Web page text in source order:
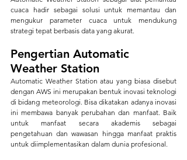
cuaca hadir sebagai solusi untuk memantau dan
mengukur parameter cuaca untuk mendukung
strategi tepat berbasis data yang akurat.
Pengertian Automatic
Weather Station
Automatic Weather Station atau yang biasa disebut
dengan AWS ini merupakan bentuk inovasi teknologi
di bidang meteorologi. Bisa dikatakan adanya inovasi
ini membawa banyak perubahan dan manfaat. Baik
untuk manfaat secara akademis sebagai
pengetahuan dan wawasan hingga manfaat praktis
untuk diimplementasikan dalam dunia profesional.